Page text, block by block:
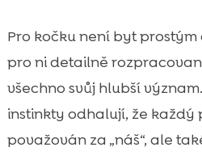
Pro kočku není byt
pro ni detailně
všechno svůj hlubší
instinkty odhalují, že každý
považován za „náš“, ale